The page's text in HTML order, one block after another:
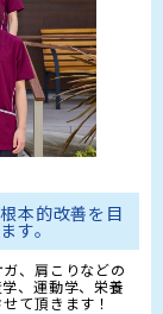
本的改善を目
す。
、肩こりなどの
、運動学、栄養
て頂きます！